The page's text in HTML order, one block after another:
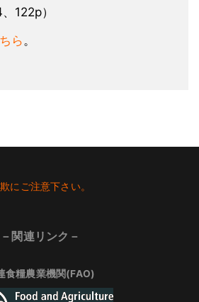
122p）
ら。
にご注意下さい。
－関連リンク－
食糧農業機関(FAO)